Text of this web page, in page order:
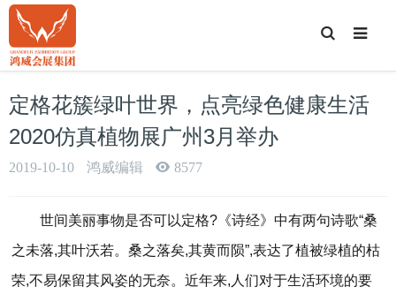
T
o
g
e
S
e
定格花簇绿叶世界，点亮绿色健康生活
2020仿真植物展广州3月举办
2019-10-10 鸿威编辑 8577
世间美丽事物是否可以定格?《诗经》中有两句诗歌“桑
之未落,其叶沃若。桑之落矣,其黄而陨”,表达了植被绿植的枯
荣,不易保留其风姿的无奈。近年来,人们对于生活环境的要